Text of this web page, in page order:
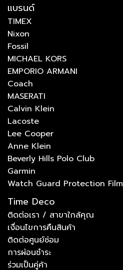
แบรนด์
TIMEX
Nixon
Fossil
MICHAEL KORS
EMPORIO ARMANI
Coach
MASERATI
Calvin Klein
Lacoste
Lee Cooper
Anne Klein
Beverly Hills Polo Club
Garmin
Watch Guard Protection Film
Time Deco
ติดต่อเรา / สาขาใกล้คุณ
เงื่อนไขการคืนสินค้า
ติดต่อศูนย์ซ่อม
การผ่อนชำระ
ร่วมเป็นคู่ค้า